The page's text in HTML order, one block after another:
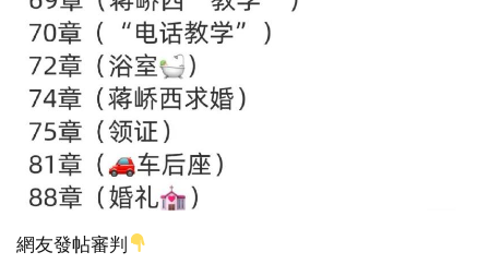
網友發帖審判